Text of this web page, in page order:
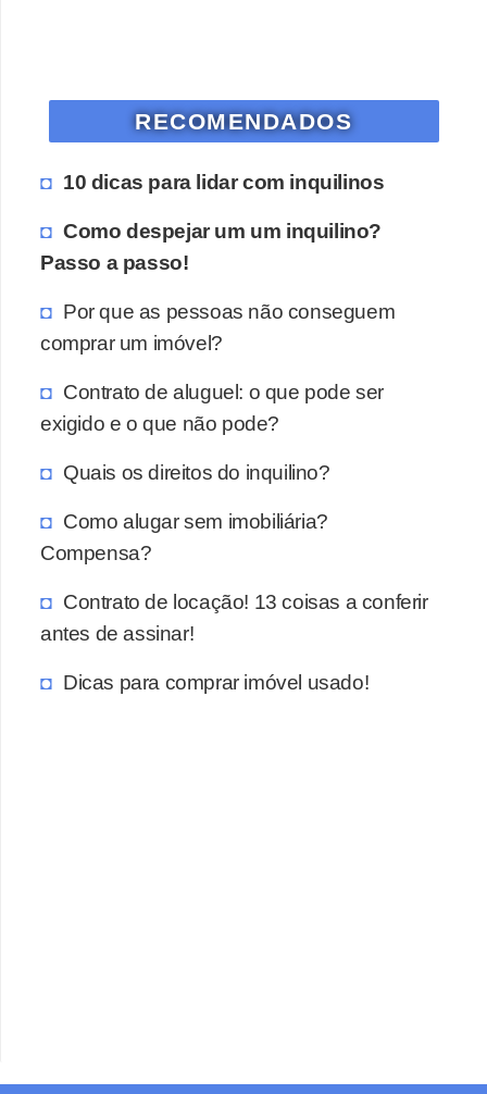
RECOMENDADOS
10 dicas para lidar com inquilinos
Como despejar um um inquilino?
Passo a passo!
Por que as pessoas não conseguem
comprar um imóvel?
Contrato de aluguel: o que pode ser
exigido e o que não pode?
Quais os direitos do inquilino?
Como alugar sem imobiliária?
Compensa?
Contrato de locação! 13 coisas a conferir
antes de assinar!
Dicas para comprar imóvel usado!